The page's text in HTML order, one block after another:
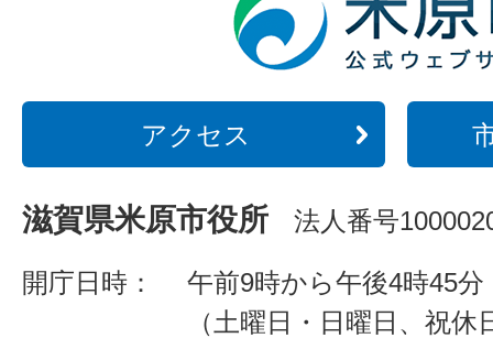
アクセス
滋賀県米原市役所 法人番号
開庁日時：
午前9時から午後4時45分
（土曜日・日曜日、祝